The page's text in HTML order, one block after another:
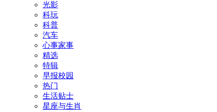
光影
科玩
科普
汽车
心事家事
精选
特辑
早报校园
热门
生活贴士
星座与生肖